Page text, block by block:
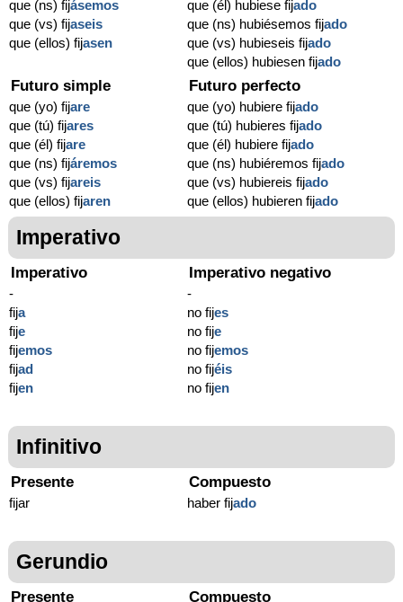
que (ns) fijásemos
que (vs) fijaseis
que (ellos) fijasen
que (él) hubiese fijado
que (ns) hubiésemos fijado
que (vs) hubieseis fijado
que (ellos) hubiesen fijado
Futuro simple
que (yo) fijare
que (tú) fijares
que (él) fijare
que (ns) fijáremos
que (vs) fijareis
que (ellos) fijaren
Futuro perfecto
que (yo) hubiere fijado
que (tú) hubieres fijado
que (él) hubiere fijado
que (ns) hubiéremos fijado
que (vs) hubiereis fijado
que (ellos) hubieren fijado
Imperativo
Imperativo
-
fija
fije
fijemos
fijad
fijen
Imperativo negativo
-
no fijes
no fije
no fijemos
no fijéis
no fijen
Infinitivo
Presente
fijar
Compuesto
haber fijado
Gerundio
Presente Compuesto